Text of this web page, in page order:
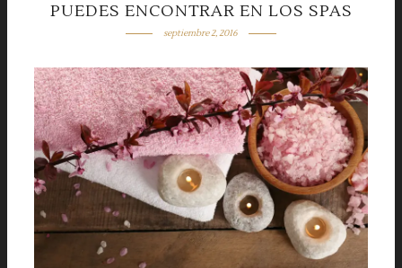
PUEDES ENCONTRAR EN LOS SPAS
septiembre 2, 2016